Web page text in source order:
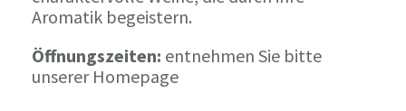
Aromatik begeistern.
Öffnungszeiten: entnehmen Sie bitte
unserer Homepage